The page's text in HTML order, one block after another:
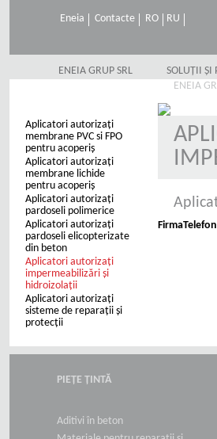
ENEIA GRUP SRL SOLUȚII ȘI
Eneia Contacte RO RU
ENEIA
Aplicatori autorizaţi
membrane PVC si FPO
pentru acoperiş
Aplicatori autorizaţi
membrane lichide
pentru acoperiş
Aplicatori autorizați
pardoseli polimerice
Aplicatori autorizați
pardoseli elicopterizate
din beton
Aplicatori autorizaţi
impermeabilizări şi
hidroizolaţii
Aplicatori autorizaţi
sisteme de reparaţii şi
protecţii
FirmaTelefon
PIEȚE ȚINTĂ
Aditivi în beton